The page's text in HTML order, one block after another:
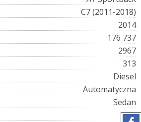
C7 (2011-2018)
2014
176 737
2967
313
Diesel
Automatyczna
Sedan
Tak